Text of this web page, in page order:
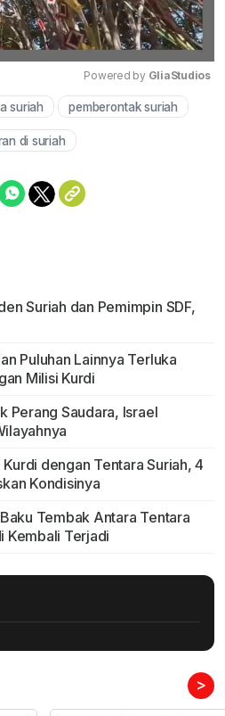
Mute
Powered by GliaStudios
suriah pemberontak suriah
di suriah
Suriah dan Pemimpin SDF,
Puluhan Lainnya Terluka
Milisi Kurdi
Perang Saudara, Israel
dengan Tentara Suriah, 4
Kondisinya
Tembak Antara Tentara
Kembali Terjadi
>